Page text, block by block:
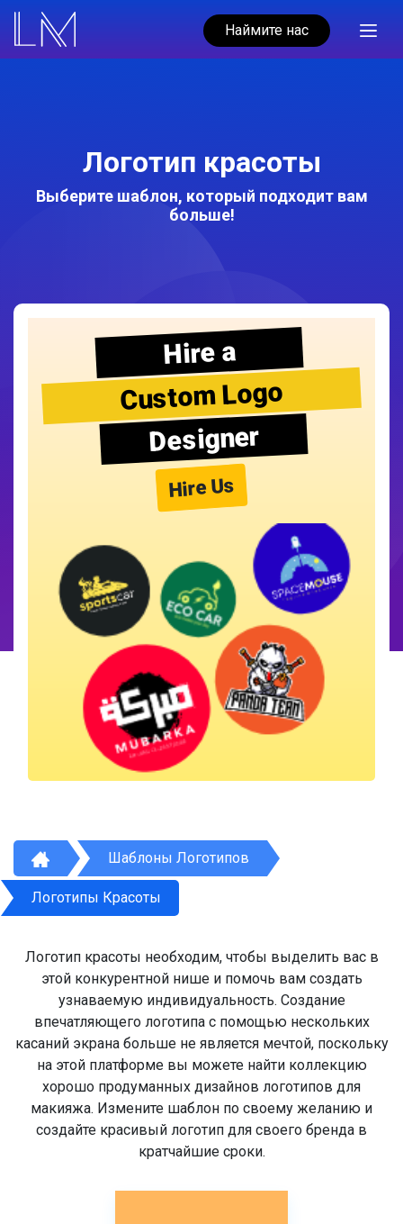
Наймите нас
Логотип красоты
Выберите шаблон, который подходит вам
больше!
Hire a
Custom Logo
Designer
Hire Us
Шаблоны Логотипов
Логотипы Красоты
Логотип красоты необходим, чтобы выделить вас в
этой конкурентной нише и помочь вам создать
узнаваемую индивидуальность. Создание
впечатляющего логотипа с помощью нескольких
касаний экрана больше не является мечтой, поскольку
на этой платформе вы можете найти коллекцию
хорошо продуманных дизайнов логотипов для
макияжа. Измените шаблон по своему желанию и
создайте красивый логотип для своего бренда в
кратчайшие сроки.